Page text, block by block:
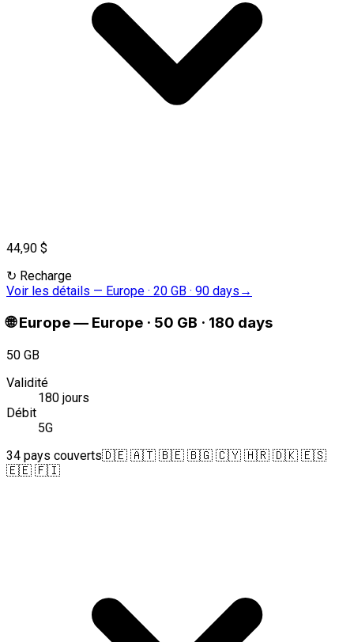
44,90 $
↻ Recharge
Voir les détails — Europe · 20 GB · 90 days →
🌐 Europe— Europe · 50 GB · 180 days
50 GB
Validité
180 jours
Débit
5G
34 pays couverts🇩🇪 🇦🇹 🇧🇪 🇧🇬 🇨🇾 🇭🇷 🇩🇰 🇪🇸
🇪🇪 🇫🇮